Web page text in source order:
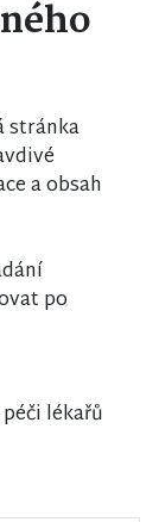
stránka
a obsah
po
lékařů